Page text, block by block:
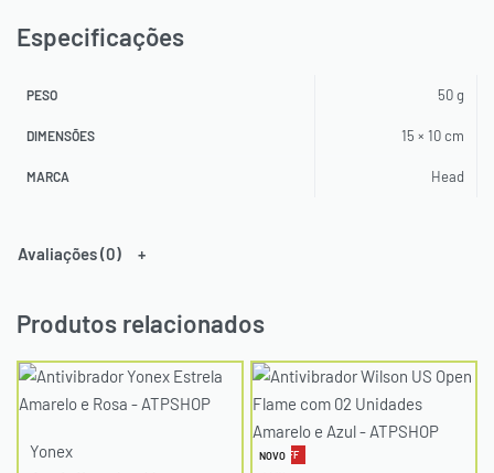
Especificações
PESO 50 g
DIMENSÕES 15 × 10 cm
MARCA Head
Avaliações (0)
Produtos relacionados
Yonex -9% OFF
NOVO